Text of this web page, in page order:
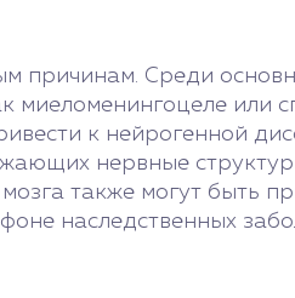
причинам. Среди
или
к нейрогенной
нервные
также могут быть
наследственных